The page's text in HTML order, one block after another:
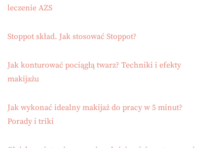
leczenie AZS
Stoppot skład. Jak stosować Stoppot?
Jak konturować pociągłą twarz? Techniki i efekty
makijażu
Jak wykonać idealny makijaż do pracy w 5 minut?
Porady i triki